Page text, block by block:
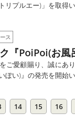
リプルエー)」を取得
ス
『PoiPoi(お風
ご愛顧賜り、誠にあ
ぽい)』の発売を開始
14 15 16